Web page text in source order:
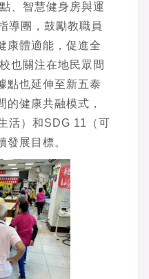
、智慧健身房與運
導團，鼓勵教職員
康體適能，促進全
也關注在地民眾間
點也延伸至新五泰
的健康共融模式，
活）和SDG 11（可
發展目標。